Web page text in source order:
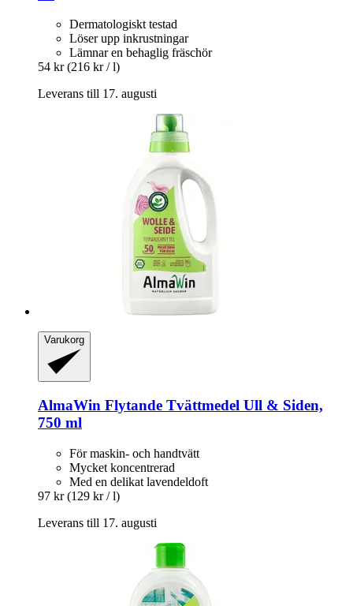
Dermatologiskt testad
Löser upp inkrustningar
Lämnar en behaglig fräschör
54 kr (216 kr / l)
Leverans till 17. augusti
Varukorg
AlmaWin Flytande Tvättmedel Ull & Siden,
750 ml
För maskin- och handtvätt
Mycket koncentrerad
Med en delikat lavendeldoft
97 kr (129 kr / l)
Leverans till 17. augusti